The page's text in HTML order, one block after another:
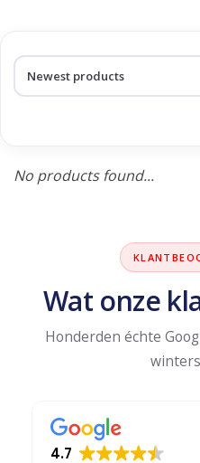
Products
No products found...
Wat onze
Honderden échte
4.7